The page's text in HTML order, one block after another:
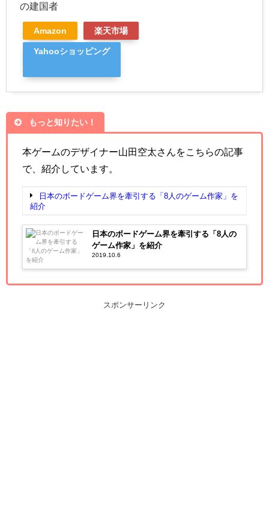
の建国者
Amazon 楽天市場
Yahooショッピング
もっと知りたい！
本ゲームのデザイナー山田空太さんをこちらの記事
で、紹介しています。
日本のボードゲーム界を牽引する「8人のゲーム作家」を
紹介
日本のボードゲーム界を牽引する「8人の
ゲーム作家」を紹介
2019.10.6
スポンサーリンク